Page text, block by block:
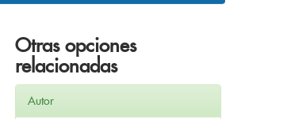
Otras opciones
relacionadas
Autor